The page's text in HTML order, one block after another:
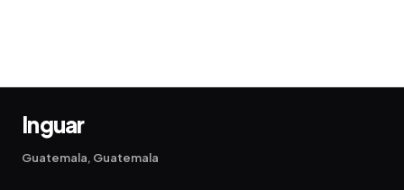
Inguar
Guatemala, Guatemala